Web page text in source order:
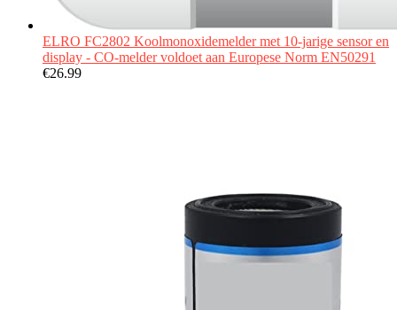
ELRO FC2802 Koolmonoxidemelder met 10-jarige sensor en
display - CO-melder voldoet aan Europese Norm EN50291
€26.99